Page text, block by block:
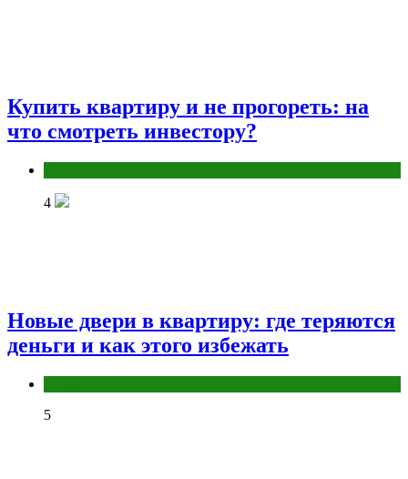
Купить квартиру и не прогореть: на
что смотреть инвестору?
4
Новые двери в квартиру: где теряются
деньги и как этого избежать
5